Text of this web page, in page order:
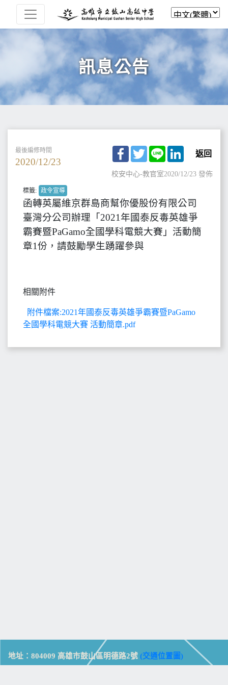
訊息公告
最後編修時間
2020/12/23
Facebook
TwitterLine LinkedIn
返回
校安中心-教官室2020/12/23 發佈
標籤: 政令宣導
函轉英屬維京群島商幫你優股份有限公司
臺灣分公司辦理「2021年國泰反毒英雄爭
霸賽暨PaGamo全國學科電競大賽」活動簡
章1份，請鼓勵學生踴躍參與
相關附件
附件檔案:2021年國泰反毒英雄爭霸賽暨PaGamo
全國學科電競大賽 活動簡章.pdf
地址：804009 高雄市鼓山區明德路2號 (交通位置圖)